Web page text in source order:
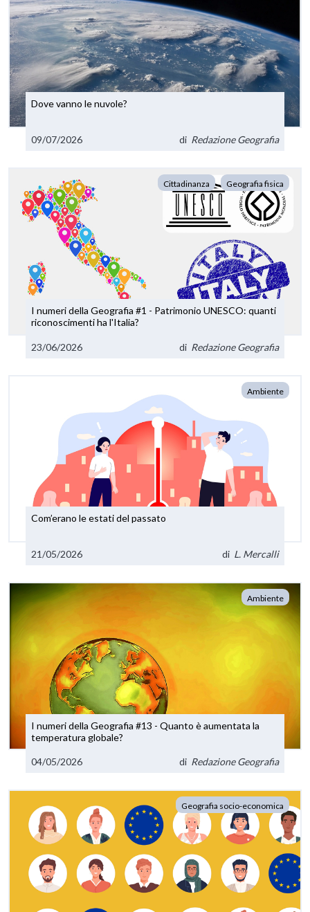
Dove vanno le nuvole?
09/07/2026 di Redazione Geografia
Cittadinanza Geografia fisica
I numeri della Geografia #1 - Patrimonio UNESCO: quanti
riconoscimenti ha l'Italia?
23/06/2026 di Redazione Geografia
Ambiente
Com’erano le estati del passato
21/05/2026 di L. Mercalli
Ambiente
I numeri della Geografia #13 - Quanto è aumentata la
temperatura globale?
04/05/2026 di Redazione Geografia
Geografia socio-economica